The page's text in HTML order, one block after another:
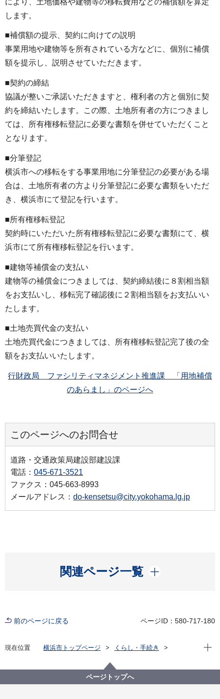
します。
■補償額の提示、契約に向けての説明
事業用地や建物等を所有されている方などに、個別に補償
額を提示し、説明させていただきます。
■契約の締結
協議が整いご承諾いただきますと、権利者の方と個別に契
約を締結いたします。この際、土地所有者の方につきまし
ては、所有権移転登記に必要な書類を併せていただくこと
となります。
■分筆登記
横浜市への移転をする事業用地に分筆登記の必要がある場
合は、土地所有者の方より分筆登記に必要な書類をいただ
き、横浜市にて登記を行います。
■所有権移転登記
契約時にいただいた所有権移転登記に必要な書類にて、横
浜市にて所有権移転登記を行います。
■建物等補償金の支払い
建物等の補償金につきましては、契約締結後に８割相当額
をお支払いし、移転完了確認後に２割相当額をお支払いい
たします。
■土地売買代金の支払い
土地売買代金につきましては、所有権移転登記完了後の全
額をお支払いいたします。
行財政局 ファシリティマネジメント推進課 「用地補償
のあらまし」のページへ
このページへのお問合せ
道路・交通政策局建設部建設課
電話： 045-671-3521
ファクス：045-663-8993
メールアドレス： do-kensetsu@city.yokohama.lg.jp
関連ページ一覧
開く
前のページに戻る ページID：580-717-180
現在位置 横浜市トップページ
くらし・手続き
用地買収の流れ
現在
ページトップへ